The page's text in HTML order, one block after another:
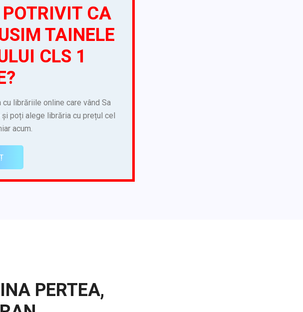
CA
TAINELE
CLS 1
librăriile online care vând Sa
poți alege librăria cu prețul cel
acum.
PERTEA,